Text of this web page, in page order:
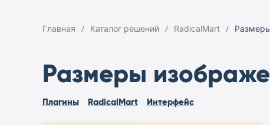
Главная Каталог решений RadicalMart
Размеры
Плагины RadicalMart Интерфейс